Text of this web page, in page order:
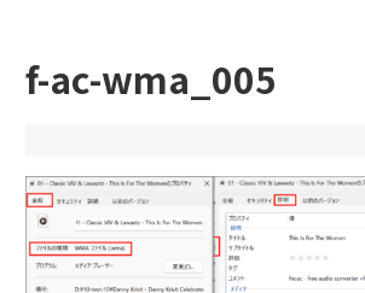
f-ac-wma_005